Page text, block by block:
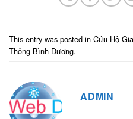
This entry was posted in Cứu Hộ
Thông Bình Dương.
ADMIN